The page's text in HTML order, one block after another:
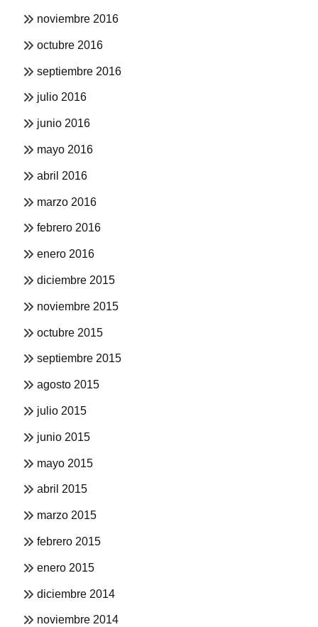
noviembre 2016
octubre 2016
septiembre 2016
julio 2016
junio 2016
mayo 2016
abril 2016
marzo 2016
febrero 2016
enero 2016
diciembre 2015
noviembre 2015
octubre 2015
septiembre 2015
agosto 2015
julio 2015
junio 2015
mayo 2015
abril 2015
marzo 2015
febrero 2015
enero 2015
diciembre 2014
noviembre 2014